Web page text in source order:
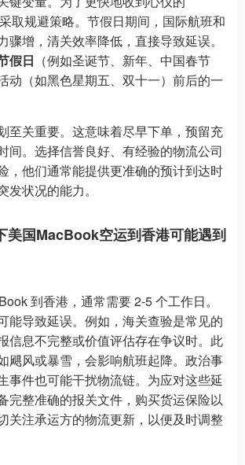
取规避策略。节假日期间，国际航班和
骤增，清关效率降低，直接导致延误。
假日 （例如圣诞节、新年、中国春节
动（如黑色星期五、双十一）前后的一
至关重要。这意味着尽早下单，预留充
间。选择信誉良好、有经验的物流公司
，他们通常能提供更准确的预计到达时
发状况的能力。
美国MacBook空运到香港可能遇到
到香港，通常需要 2-5 个工作日。
能导致延误。例如，海关查验是常见的
信息不完整或价值评估存在争议时。此
飓风或暴雪，会影响航班起降。政治事
事件也可能干扰物流链。为应对这些延
完整准确的报关文件，购买货运保险以
关注承运方的物流更新，以便及时调整